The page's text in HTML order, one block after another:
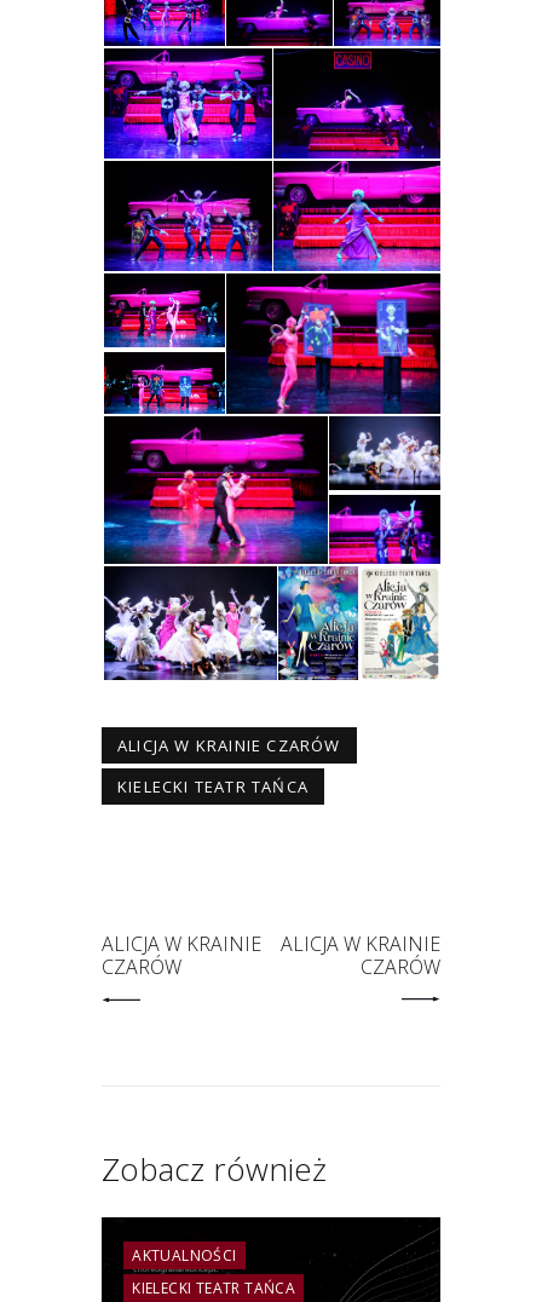
ALICJA W KRAINIE CZARÓW
KIELECKI TEATR TAŃCA
ALICJA W KRAINIE
CZARÓW
ALICJA W KRAINIE
CZARÓW
Zobacz również
AKTUALNOŚCI
KIELECKI TEATR TAŃCA